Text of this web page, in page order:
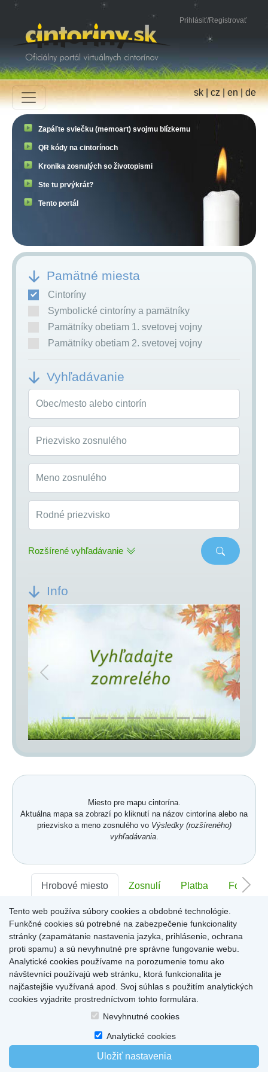
Prihlásiť/Registrovať
sk|cz|en|de
Zapáľte sviečku (memoart) svojmu blízkemu
QR kódy na cintorínoch
Kronika zosnulých so životopismi
Ste tu prvýkrát?
Tento portál
Pamätné miesta
Cintoríny
Symbolické cintoríny a pamätníky
Pamätníky obetiam 1. svetovej vojny
Pamätníky obetiam 2. svetovej vojny
Vyhľadávanie
Obec/mesto alebo cintorín
Priezvisko zosnulého
Meno zosnulého
Rodné priezvisko
Rozšírené vyhľadávanie
Info
Previous Next
Miesto pre mapu cintorína.
Aktuálna mapa sa zobrazí po kliknutí na názov cintorína alebo na
priezvisko a meno zosnulého vo Výsledky (rozšíreného)
vyhľadávania.
Hrobové miesto Zosnulí Platba Foto
Sektor:- Rad:- Číslo:-
Miesto pre informácie o hrobovom mieste
Produkty a služby |Citáty|O cintorínoch|
Tento web používa súbory cookies a obdobné technológie.
Funkčné cookies sú potrebné na zabezpečenie funkcionality
stránky (zapamätanie nastavenia jazyka, prihlásenie, ochrana
proti spamu) a sú nevyhnutné pre správne fungovanie webu.
Analytické cookies používame na porozumenie tomu ako
návštevníci používajú web stránku, ktorá funkcionalita je
najčastejšie využívaná apod. Svoj súhlas s použitím analytických
cookies vyjadrite prostredníctvom tohto formulára.
Nevyhnutné cookies
Analytické cookies
Uložiť nastavenia